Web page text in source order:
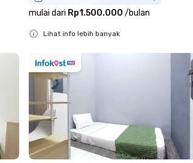
mulai dari Rp1.500.000 /bulan
Lihat info lebih banyak